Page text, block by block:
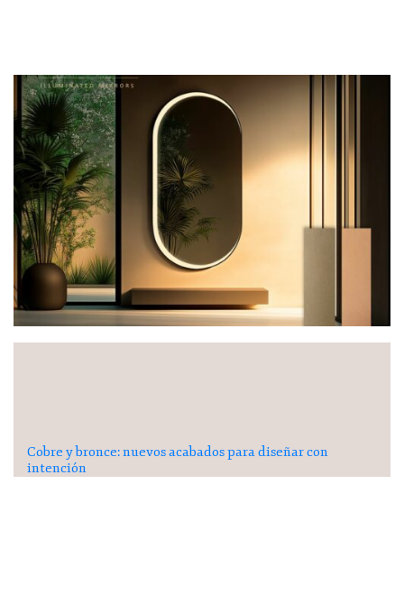
Cobre y bronce: nuevos acabados para diseñar con
intención